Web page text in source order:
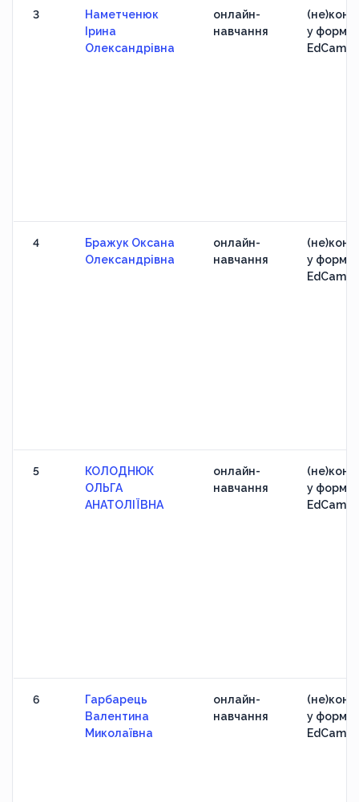
3
Наметченюк
Ірина
Олександрівна
онлайн-
навчання
у
EdCamp
4
Бражук Оксана
Олександрівна
онлайн-
навчання
у
EdCamp
5
КОЛОДНЮК
ОЛЬГА
АНАТОЛІЇВНА
онлайн-
навчання
у
EdCamp
6
Гарбарець
Валентина
Миколаївна
онлайн-
навчання
у
EdCamp